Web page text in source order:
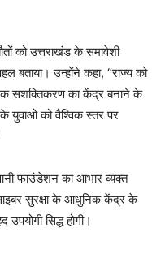
को उत्तराखंड के समावेशी
बताया। उन्होंने कहा, “राज्य को
सशक्तिकरण का केंद्र बनाने के
युवाओं को वैश्विक स्तर पर
फाउंडेशन का आभार व्यक्त
सुरक्षा के आधुनिक केंद्र के
सिद्ध होगी।